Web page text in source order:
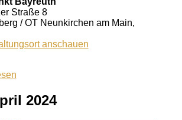
Straße 8
/ OT Neunkirchen am Main,
anschauen
2024